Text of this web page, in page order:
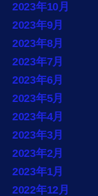
2023年10月
2023年9月
2023年8月
2023年7月
2023年6月
2023年5月
2023年4月
2023年3月
2023年2月
2023年1月
2022年12月